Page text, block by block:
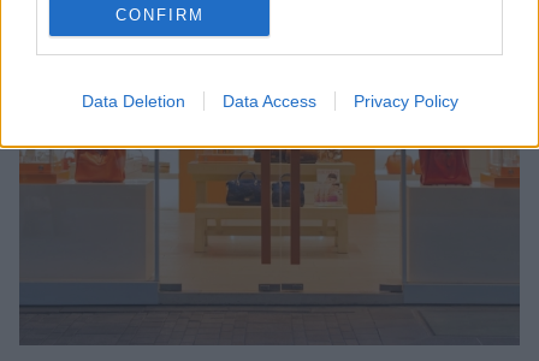
CONFIRM
Data Deletion Data Access Privacy Policy